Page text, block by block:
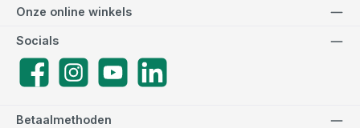
Betaalmethoden
Socials
FacebookInstagramYouTube
Onze online winkels